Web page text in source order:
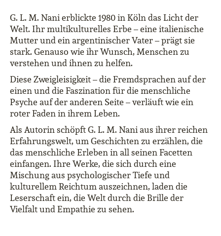
G. L. M. Nani erblickte 1980 in Köln das Licht der
Welt. Ihr multikulturelles Erbe – eine italienische
Mutter und ein argentinischer Vater – prägt sie
stark. Genauso wie ihr Wunsch, Menschen zu
verstehen und ihnen zu helfen.
Diese Zweigleisigkeit – die Fremdsprachen auf der
einen und die Faszination für die menschliche
Psyche auf der anderen Seite – verläuft wie ein
roter Faden in ihrem Leben.
Als Autorin schöpft G. L. M. Nani aus ihrer reichen
Erfahrungswelt, um Geschichten zu erzählen, die
das menschliche Erleben in all seinen Facetten
einfangen. Ihre Werke, die sich durch eine
Mischung aus psychologischer Tiefe und
kulturellem Reichtum auszeichnen, laden die
Leserschaft ein, die Welt durch die Brille der
Vielfalt und Empathie zu sehen.